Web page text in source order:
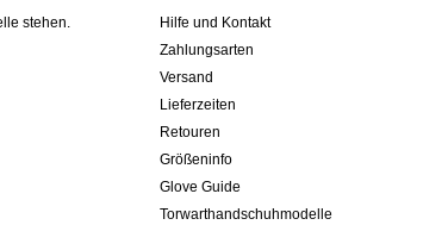
stehen.
Hilfe und Kontakt
Zahlungsarten
Versand
Lieferzeiten
Retouren
Größeninfo
Glove Guide
Torwarthandschuhmodelle